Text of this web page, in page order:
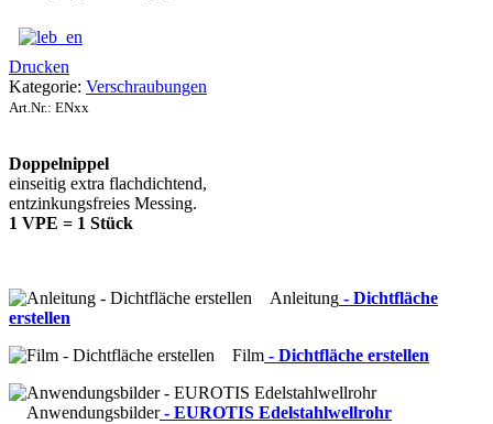
Drucken
Kategorie: Verschraubungen
Art.Nr.: ENxx
Doppelnippel
einseitig extra flachdichtend,
entzinkungsfreies Messing.
1 VPE = 1 Stück
Anleitung - Dichtfläche
erstellen
Film - Dichtfläche erstellen
Anwendungsbilder- EUROTIS Edelstahlwellrohr